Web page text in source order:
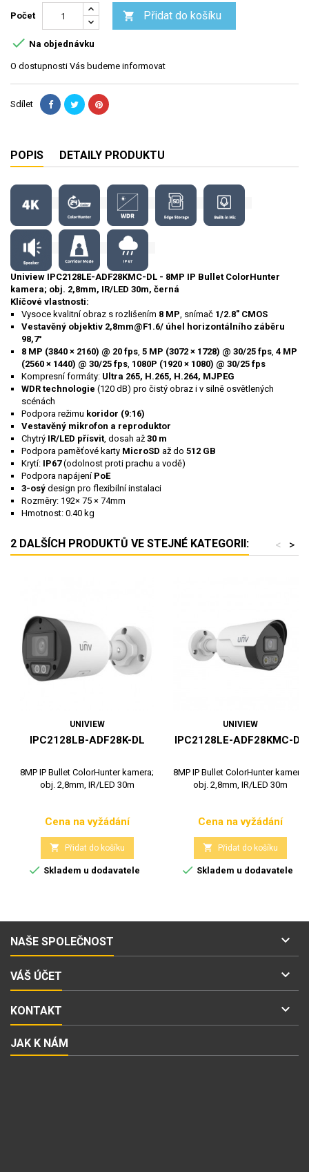
Počet  Přidat do košíku
 Na objednávku
O dostupnosti Vás budeme informovat
Sdílet
POPIS DETAILY PRODUKTU
Uniview IPC2128LE-ADF28KMC-DL - 8MP IP Bullet ColorHunter
kamera; obj. 2,8mm, IR/LED 30m, černá
Klíčové vlastnosti:
Vysoce kvalitní obraz s rozlišením 8 MP, snímač 1/2.8" CMOS
Vestavěný objektiv 2,8mm@F1.6/ úhel horizontálního záběru
98,7°
8 MP (3840 × 2160) @ 20 fps, 5 MP (3072 × 1728) @ 30/25 fps, 4 MP
(2560 × 1440) @ 30/25 fps, 1080P (1920 × 1080) @ 30/25 fps
Kompresní formáty: Ultra 265, H.265, H.264, MJPEG
WDR technologie (120 dB) pro čistý obraz i v silně osvětlených
scénách
Podpora režimu koridor (9:16)
Vestavěný mikrofon a reproduktor
Chytrý IR/LED přísvit, dosah až 30 m
Podpora paměťové karty MicroSD až do 512 GB
Krytí: IP67(odolnost proti prachu a vodě)
Podpora napájení PoE
3-osý design pro flexibilní instalaci
Rozměry: 192× 75 × 74mm
Hmotnost: 0.40 kg
2 DALŠÍCH PRODUKTŮ VE STEJNÉ KATEGORII: >
<
UNIVIEW
IPC2128LB-ADF28K-DL
8MP IP Bullet ColorHunter kamera;
obj. 2,8mm, IR/LED 30m
Cena
Cena na vyžádání
 Přidat do košíku
 Skladem u dodavatele
UNIVIEW
IPC2128LE-ADF28KMC-DL
8MP IP Bullet ColorHunter kamera;
obj. 2,8mm, IR/LED 30m
Cena
Cena na vyžádání
 Přidat do košíku
 Skladem u dodavatele
NAŠE SPOLEČNOST 
VÁŠ ÚČET 
KONTAKT 
JAK K NÁM